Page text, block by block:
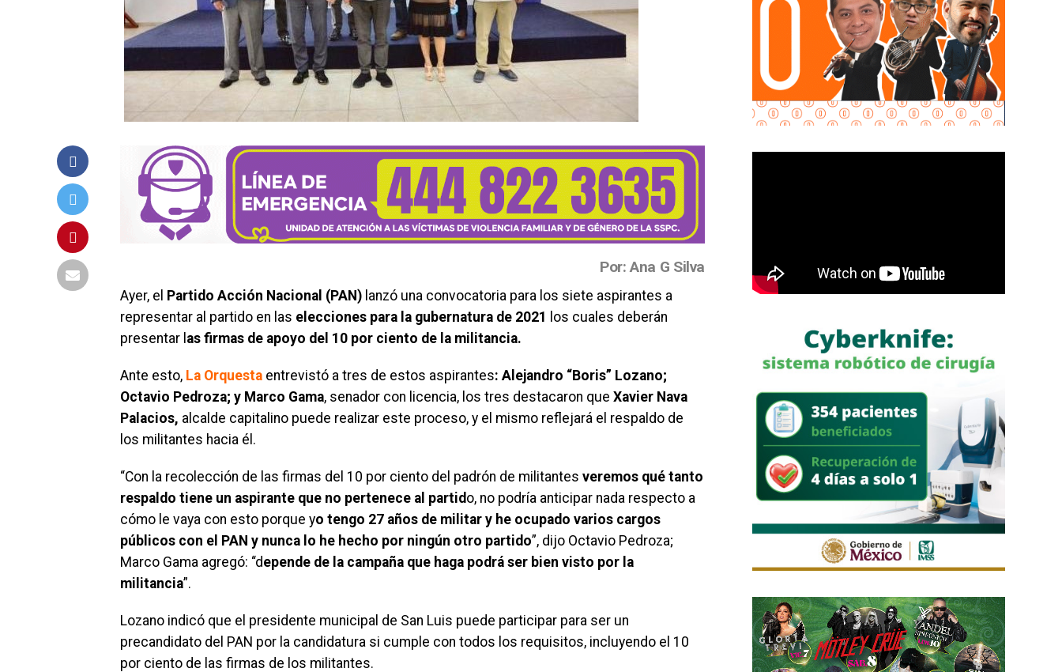
Por: Ana G Silva
Ayer, el Partido Acción Nacional (PAN) lanzó una convocatoria para los siete aspirantes a
representar al partido en las elecciones para la gubernatura de 2021 los cuales deberán
presentar l as firmas de apoyo del 10 por ciento de la militancia.
Ante esto, La Orquesta entrevistó a tres de estos aspirantes: Alejandro “Boris” Lozano;
Octavio Pedroza; y Marco Gama, senador con licencia, los tres destacaron que Xavier Nava
Palacios, alcalde capitalino puede realizar este proceso, y el mismo reflejará el respaldo de
los militantes hacia él.
“Con la recolección de las firmas del 10 por ciento del padrón de militantes veremos qué tanto
respaldo tiene un aspirante que no pertenece al partid o, no podría anticipar nada respecto a
cómo le vaya con esto porque yo tengo 27 años de militar y he ocupado varios cargos
públicos con el PAN y nunca lo he hecho por ningún otro partido”, dijo Octavio Pedroza;
Marco Gama agregó: “depende de la campaña que haga podrá ser bien visto por la
militancia”.
Lozano indicó que el presidente municipal de San Luis puede participar para ser un
precandidato del PAN por la candidatura si cumple con todos los requisitos, incluyendo el 10
por ciento de las firmas de los militantes.